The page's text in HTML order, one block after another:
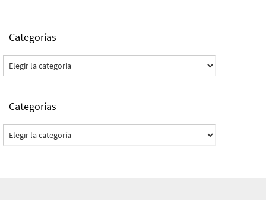
Categorías
Categorías
Categorías
Categorías